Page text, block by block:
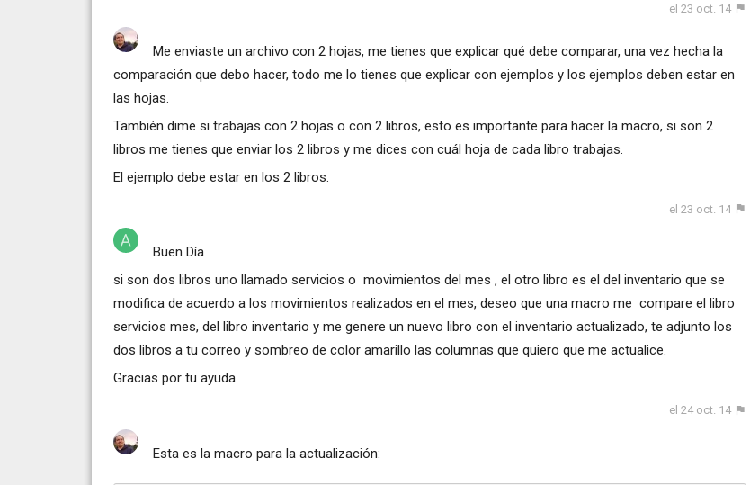
el 23 oct. 14
Me enviaste un archivo con 2 hojas, me tienes que explicar qué debe comparar, una vez hecha la
comparación que debo hacer, todo me lo tienes que explicar con ejemplos y los ejemplos deben estar en
las hojas.
También dime si trabajas con 2 hojas o con 2 libros, esto es importante para hacer la macro, si son 2
libros me tienes que enviar los 2 libros y me dices con cuál hoja de cada libro trabajas.
El ejemplo debe estar en los 2 libros.
el 23 oct. 14
Buen Día
si son dos libros uno llamado servicios o movimientos del mes , el otro libro es el del inventario que se
modifica de acuerdo a los movimientos realizados en el mes, deseo que una macro me compare el libro
servicios mes, del libro inventario y me genere un nuevo libro con el inventario actualizado, te adjunto los
dos libros a tu correo y sombreo de color amarillo las columnas que quiero que me actualice.
Gracias por tu ayuda
el 24 oct. 14
Esta es la macro para la actualización: